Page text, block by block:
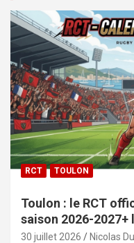
RCT TOULON
Toulon : le RCT
saison 2026-
30 juillet 2026 Nicolas